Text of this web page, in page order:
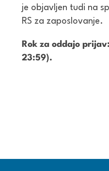
je objavljen tudi na
RS za zaposlovanje.
Rok za oddajo
23:59).